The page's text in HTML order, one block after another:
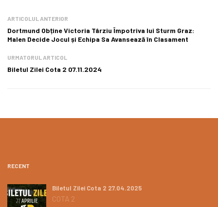
ARTICOLUL ANTERIOR
Dortmund Obține Victoria Târziu Împotriva lui Sturm Graz:
Malen Decide Jocul și Echipa Sa Avansează în Clasament
URMATORUL ARTICOL
Biletul Zilei Cota 2 07.11.2024
RECENT
Biletul Zilei Cota 2 27.04.2025
COTA 2